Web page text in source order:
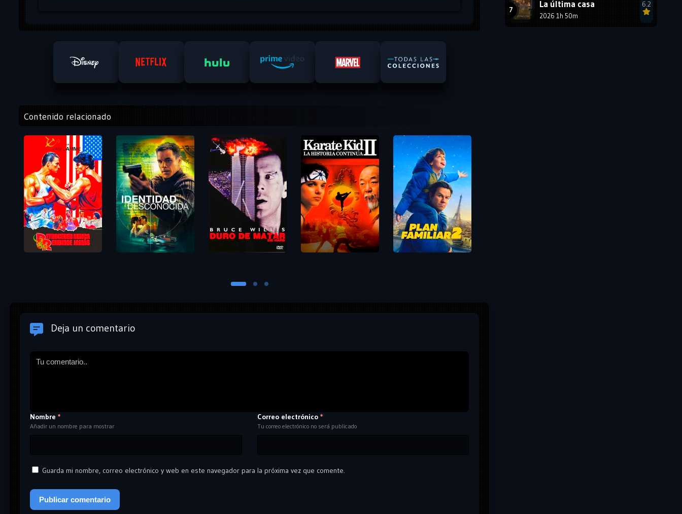
Contenido relacionado
Deja un comentario
Nombre *
Añadir un nombre para mostrar
Correo electrónico *
Tu correo electrónico no será publicado
Guarda mi nombre, correo electrónico y web en este navegador para la próxima vez que comente.
La última casa
2026 1h 50m
6.2